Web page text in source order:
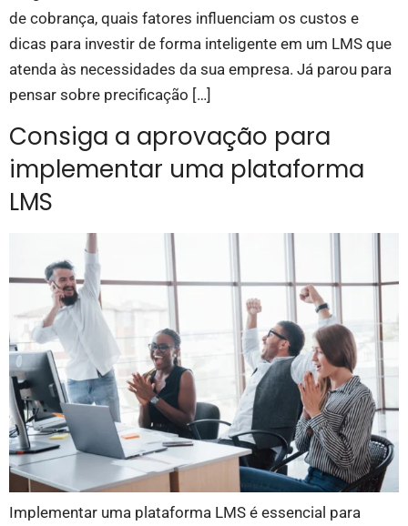
de cobrança, quais fatores influenciam os custos e
dicas para investir de forma inteligente em um LMS que
atenda às necessidades da sua empresa. Já parou para
pensar sobre precificação […]
Consiga a aprovação para
implementar uma plataforma
LMS
Implementar uma plataforma LMS é essencial para